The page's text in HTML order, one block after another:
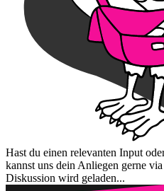
Hast du einen relevanten Input
kannst uns dein Anliegen gerne
Diskussion wird geladen...